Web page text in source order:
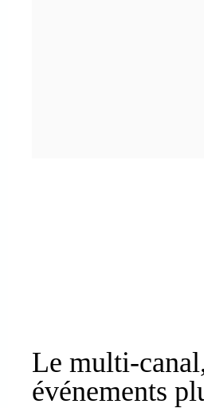
Le multi-
événements